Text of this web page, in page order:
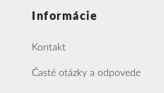
Informácie
Kontakt
Časté otázky a odpovede